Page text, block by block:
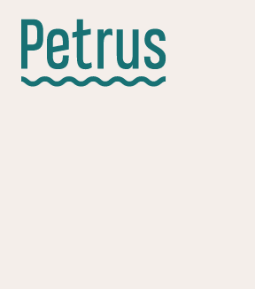
hoofdinhoud